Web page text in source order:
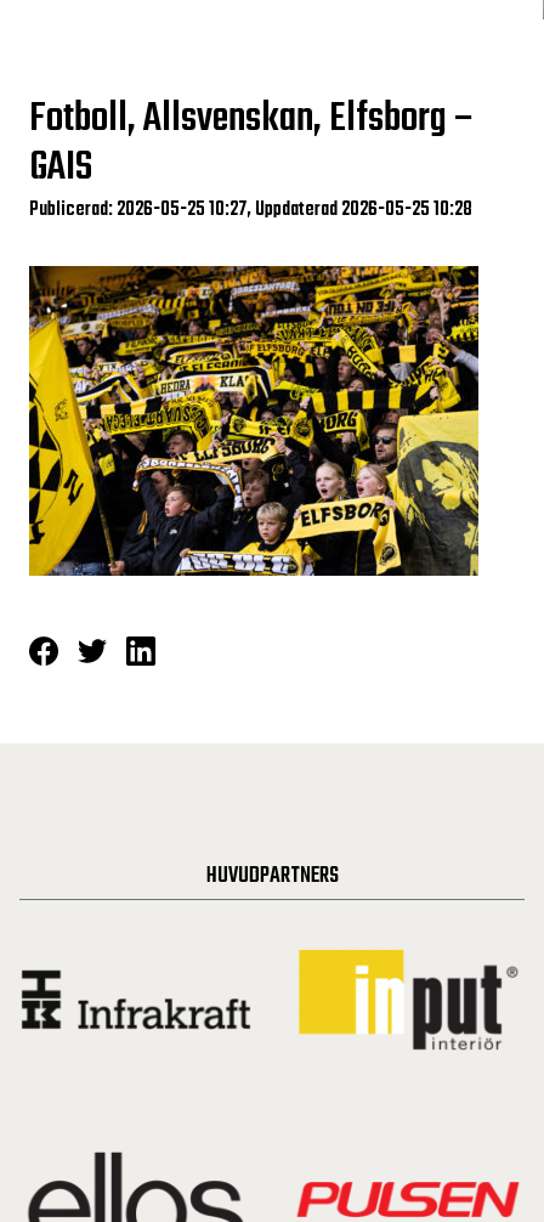
Fotboll, Allsvenskan, Elfsborg –
GAIS
Publicerad: 2026-05-25 10:27, Uppdaterad 2026-05-25 10:28
HUVUDPARTNERS